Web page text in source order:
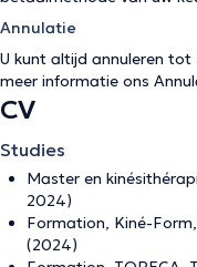
Annulatie
U kunt altijd annuleren
meer informatie ons
CV
Studies
Master en
2024)
Formation, Kiné-
(2024)